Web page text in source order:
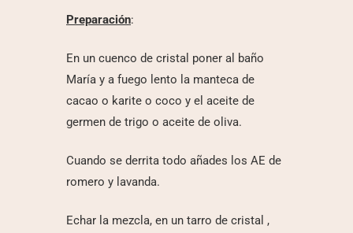
Preparación:
En un cuenco de cristal poner al baño
María y a fuego lento la manteca de
cacao o karite o coco y el aceite de
germen de trigo o aceite de oliva.
Cuando se derrita todo añades los AE de
romero y lavanda.
Echar la mezcla, en un tarro de cristal ,